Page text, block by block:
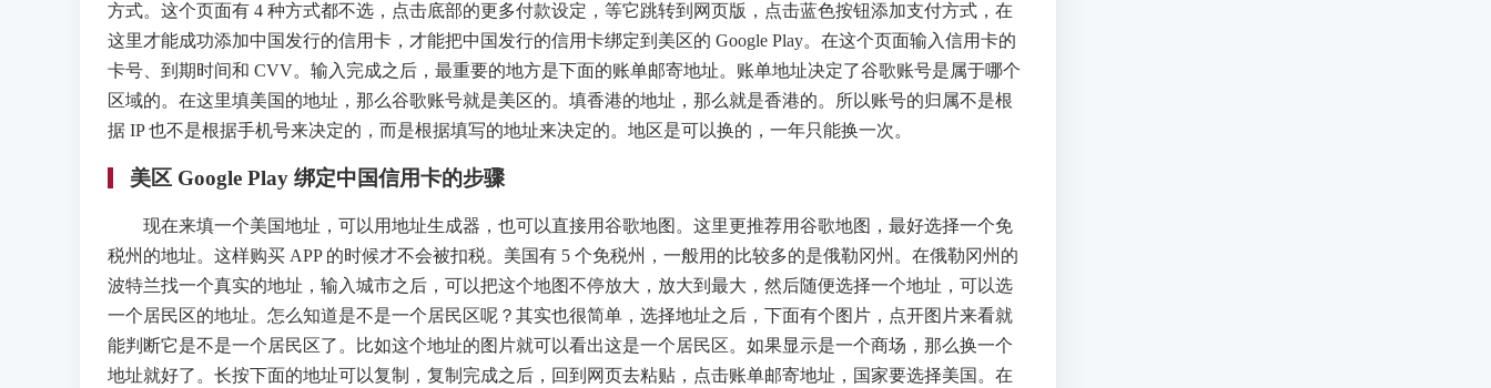
方式。这个页面有 4 种方式都不选，点击底部的更多付款设定，等它跳转到网页版，点击蓝色按钮添加支付方式，在
这里才能成功添加中国发行的信用卡，才能把中国发行的信用卡绑定到美区的 Google Play。在这个页面输入信用卡的
卡号、到期时间和 CVV。输入完成之后，最重要的地方是下面的账单邮寄地址。账单地址决定了谷歌账号是属于哪个
区域的。在这里填美国的地址，那么谷歌账号就是美区的。填香港的地址，那么就是香港的。所以账号的归属不是根
据 IP 也不是根据手机号来决定的，而是根据填写的地址来决定的。地区是可以换的，一年只能换一次。
美区 Google Play 绑定中国信用卡的步骤
现在来填一个美国地址，可以用地址生成器，也可以直接用谷歌地图。这里更推荐用谷歌地图，最好选择一个免
税州的地址。这样购买 APP 的时候才不会被扣税。美国有 5 个免税州，一般用的比较多的是俄勒冈州。在俄勒冈州的
波特兰找一个真实的地址，输入城市之后，可以把这个地图不停放大，放大到最大，然后随便选择一个地址，可以选
一个居民区的地址。怎么知道是不是一个居民区呢？其实也很简单，选择地址之后，下面有个图片，点开图片来看就
能判断它是不是一个居民区了。比如这个地址的图片就可以看出这是一个居民区。如果显示是一个商场，那么换一个
地址就好了。长按下面的地址可以复制，复制完成之后，回到网页去粘贴，点击账单邮寄地址，国家要选择美国。在